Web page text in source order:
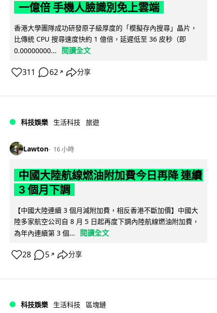
一億倍 手機人臉識別免上雲端
香港大學團隊成功研發原子級厚度的「模擬存內搜尋」晶片，
比傳統 CPU 搜尋速度快約 1 億倍，延遲低至 36 皮秒（即
0.00000000...
閱讀全文
311 62 ↗ 分享
科技娛樂 生活科技 旅遊
Lawton 16 小時
中國大陸航線燃油附加費今日再降 連續
3 個月下調
【中國大陸連續 3 個月減附加費，相反香港不斷加價】中國大
陸多家航空公司自 8 月 5 日起再度下調內陸航線燃油附加費，
為年內連續第 3 個...
閱讀全文
28 5 ↗ 分享
科技娛樂 生活科技 區塊鏈